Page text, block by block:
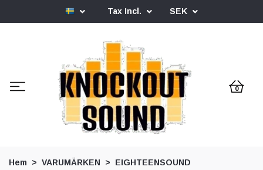
Tax Incl. SEK
0
Hem VARUMÄRKEN
EIGHTEENSOUND